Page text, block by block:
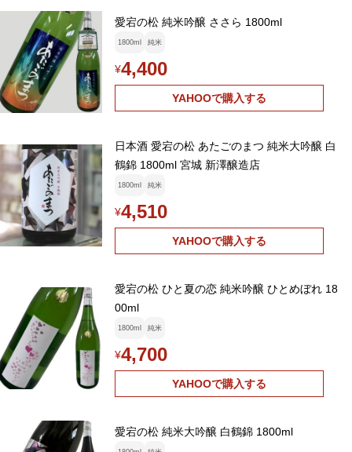
愛宕の松 純米吟醸 ささら 1800ml
1800ml 純米
¥4,400
YAHOOで購入する
日本酒 愛宕の松 あたごのまつ 純米大吟醸 白
鶴錦 1800ml 宮城 新澤醸造店
1800ml 純米
¥4,510
YAHOOで購入する
愛宕の松 ひと夏の恋 純米吟醸 ひとめぼれ 18
00ml
1800ml 純米
¥4,700
YAHOOで購入する
愛宕の松 純米大吟醸 白鶴錦 1800ml